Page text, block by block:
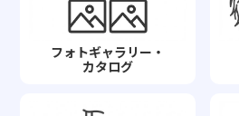
フォトギャラリー・
カタログ